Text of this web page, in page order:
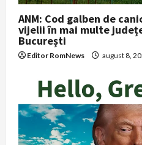
ANM: Cod galben de
vijelii în mai multe
București
Editor RomNews august 8,